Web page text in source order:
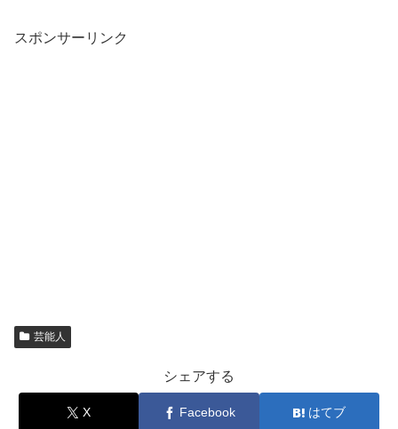
スポンサーリンク
芸能人
シェアする
X Facebook はてブ